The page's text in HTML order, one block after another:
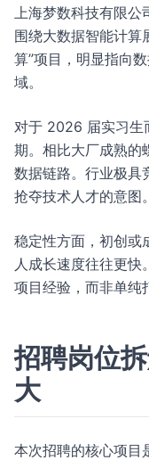
上海梦数科技有限公
围绕大数据智能计
算”项目，明显指向
域。
对于 2026 届实习生
期。相比大厂成熟的
数据链路。行业极具
抢夺技术人才的意图。
稳定性方面，初创或
人成长速度往往更快
项目经验，而非单纯
招聘岗位
大
本次招聘的核心项目